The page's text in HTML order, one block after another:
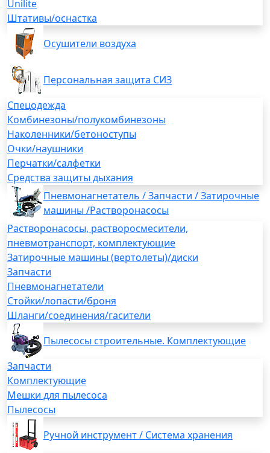
Unilite
Штативы/оснастка
Осушители воздуха
Персональная защита СИЗ
Спецодежда
Комбинезоны/полукомбинезоны
Наколенники/бетоноступы
Очки/наушники
Перчатки/салфетки
Средства защиты дыхания
Пневмонагнетатель / Запчасти / Затирочные
машины /Растворонасосы
Растворонасосы, растворосмесители,
пневмотранспорт, комплектующие
Затирочные машины (вертолеты)/диски
Запчасти
Пневмонагнетатели
Стойки/лопасти/броня
Шланги/соединения/гасители
Пылесосы строительные. Комплектующие
Запчасти
Комплектующие
Мешки для пылесоса
Пылесосы
Ручной инструмент / Система хранения